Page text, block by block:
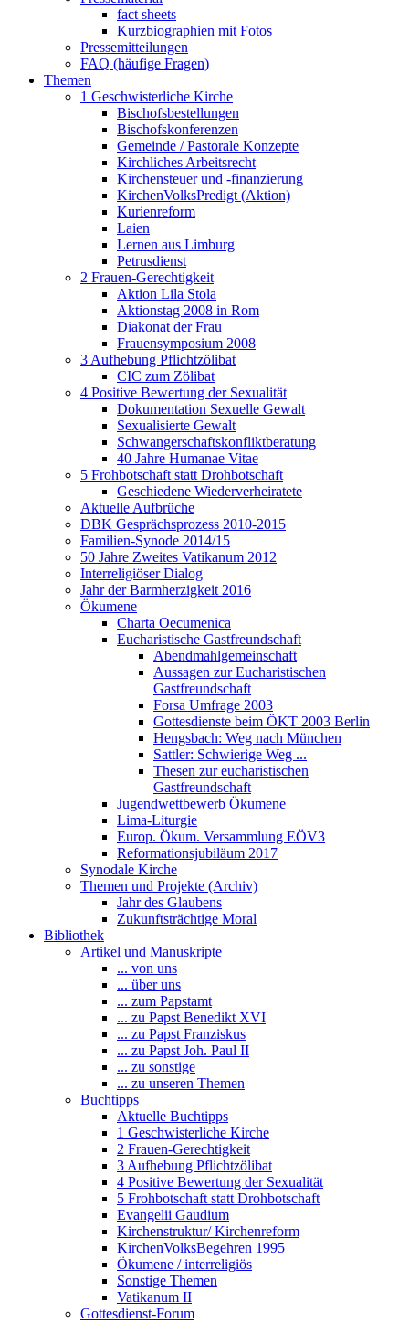
fact sheets
Kurzbiographien mit Fotos
Pressemitteilungen
FAQ (häufige Fragen)
Themen
1 Geschwisterliche Kirche
Bischofsbestellungen
Bischofskonferenzen
Gemeinde / Pastorale Konzepte
Kirchliches Arbeitsrecht
Kirchensteuer und -finanzierung
KirchenVolksPredigt (Aktion)
Kurienreform
Laien
Lernen aus Limburg
Petrusdienst
2 Frauen-Gerechtigkeit
Aktion Lila Stola
Aktionstag 2008 in Rom
Diakonat der Frau
Frauensymposium 2008
3 Aufhebung Pflichtzölibat
CIC zum Zölibat
4 Positive Bewertung der Sexualität
Dokumentation Sexuelle Gewalt
Sexualisierte Gewalt
Schwangerschaftskonfliktberatung
40 Jahre Humanae Vitae
5 Frohbotschaft statt Drohbotschaft
Geschiedene Wiederverheiratete
Aktuelle Aufbrüche
DBK Gesprächsprozess 2010-2015
Familien-Synode 2014/15
50 Jahre Zweites Vatikanum 2012
Interreligiöser Dialog
Jahr der Barmherzigkeit 2016
Ökumene
Charta Oecumenica
Eucharistische Gastfreundschaft
Abendmahlgemeinschaft
Aussagen zur Eucharistischen
Gastfreundschaft
Forsa Umfrage 2003
Gottesdienste beim ÖKT 2003 Berlin
Hengsbach: Weg nach München
Sattler: Schwierige Weg ...
Thesen zur eucharistischen
Gastfreundschaft
Jugendwettbewerb Ökumene
Lima-Liturgie
Europ. Ökum. Versammlung EÖV3
Reformationsjubiläum 2017
Synodale Kirche
Themen und Projekte (Archiv)
Jahr des Glaubens
Zukunftsträchtige Moral
Bibliothek
Artikel und Manuskripte
... von uns
... über uns
... zum Papstamt
... zu Papst Benedikt XVI
... zu Papst Franziskus
... zu Papst Joh. Paul II
... zu sonstige
... zu unseren Themen
Buchtipps
Aktuelle Buchtipps
1 Geschwisterliche Kirche
2 Frauen-Gerechtigkeit
3 Aufhebung Pflichtzölibat
4 Positive Bewertung der Sexualität
5 Frohbotschaft statt Drohbotschaft
Evangelii Gaudium
Kirchenstruktur/ Kirchenreform
KirchenVolksBegehren 1995
Ökumene / interreligiös
Sonstige Themen
Vatikanum II
Gottesdienst-Forum